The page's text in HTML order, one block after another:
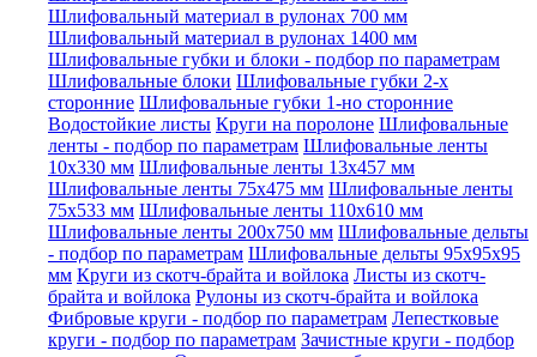
Шлифовальный материал в рулонах 700 мм
Шлифовальный материал в рулонах 1400 мм
Шлифовальные губки и блоки - подбор по параметрам
Шлифовальные блоки Шлифовальные губки 2-х
сторонние Шлифовальные губки 1-но сторонние
Водостойкие листы Круги на поролоне Шлифовальные
ленты - подбор по параметрам Шлифовальные ленты
10x330 мм Шлифовальные ленты 13x457 мм
Шлифовальные ленты 75x475 мм Шлифовальные ленты
75x533 мм Шлифовальные ленты 110x610 мм
Шлифовальные ленты 200x750 мм Шлифовальные дельты
- подбор по параметрам Шлифовальные дельты 95x95x95
мм Круги из скотч-брайта и войлока Листы из скотч-
брайта и войлока Рулоны из скотч-брайта и войлока
Фибровые круги - подбор по параметрам Лепестковые
круги - подбор по параметрам Зачистные круги - подбор